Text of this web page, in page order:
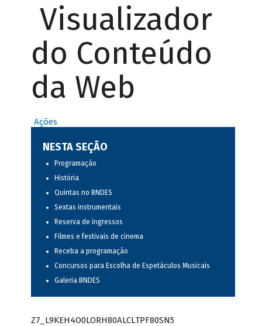
Visualizador
do Conteúdo
da Web
Ações
NESTA SEÇÃO
Programação
História
Quintas no BNDES
Sextas instrumentais
Reserva de ingressos
Filmes e festivais de cinema
Receba a programação
Concursos para Escolha de Espetáculos Musicais
Galeria BNDES
Z7_L9KEH4O0LORH80ALCLTPF80SN5